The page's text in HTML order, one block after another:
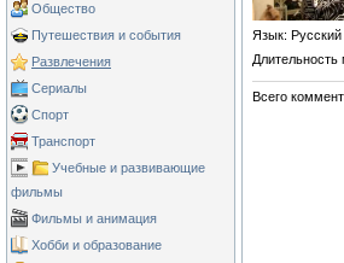
Общество
Путешествия и события
Развлечения
Сериалы
Спорт
Транспорт
Учебные и развивающие
фильмы
Фильмы и анимация
Хобби и образование
Язык: Русский
Длительность
Всего